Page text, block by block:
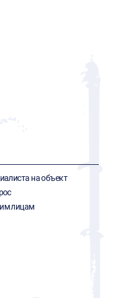
на объект
лицам